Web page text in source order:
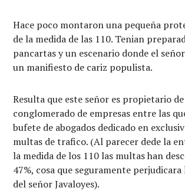
Hace poco montaron una pequeña
de la medida de las 110. Tenian
pancartas y un escenario donde el
un manifiesto de cariz populista.
Resulta que este señor es propietario
conglomerado de empresas entre las
bufete de abogados dedicado en
multas de trafico. (Al parecer dede la
la medida de los 110 las multas han
47%, cosa que seguramente
del señor Javaloyes).